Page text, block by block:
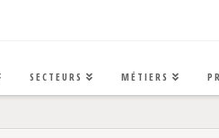
SECTEURS MÉTIERS